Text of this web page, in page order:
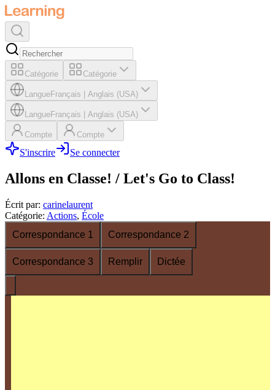
Catégorie Catégorie
LangueFrançais Anglais (USA)
LangueFrançais Anglais (USA)
Compte Compte
S'inscrire Se connecter
Allons en Classe! / Let's Go to Class!
Écrit par: carinelaurent
Catégorie: Actions, École
Correspondance 1
Correspondance 2
Correspondance 3 Remplir Dictée